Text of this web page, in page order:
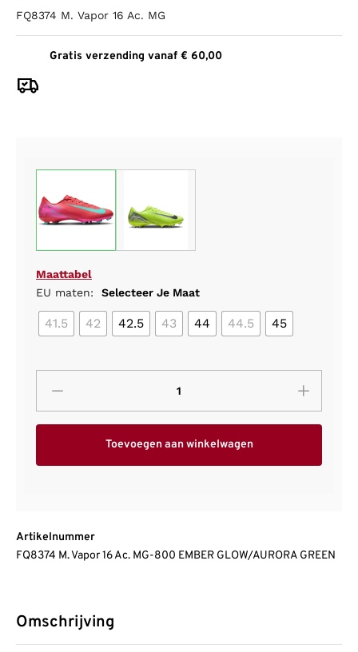
FQ8374 M. Vapor 16 Ac. MG
Gratis verzending vanaf € 60,00
Maattabel
EU maten:
Selecteer Je Maat
41.5 42 42.5 43 44 44.5 45
Toevoegen aan winkelwagen
Artikelnummer
FQ8374 M. Vapor 16 Ac. MG-800 EMBER GLOW/AURORA GREEN
Omschrijving